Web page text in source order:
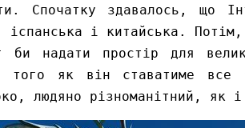
Спочатку здавалось, що
і китайська.
би надати простір для
того як він ставатиме все
людяно різноманітний, як